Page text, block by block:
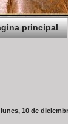
principal
lunes, 10 de